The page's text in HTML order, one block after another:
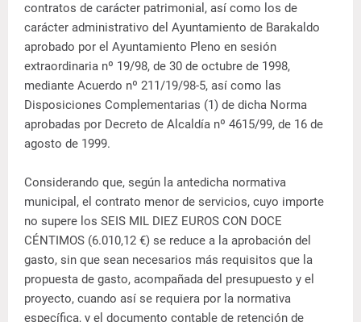
contratos de carácter patrimonial, así como los de
carácter administrativo del Ayuntamiento de Barakaldo
aprobado por el Ayuntamiento Pleno en sesión
extraordinaria nº 19/98, de 30 de octubre de 1998,
mediante Acuerdo nº 211/19/98-5, así como las
Disposiciones Complementarias (1) de dicha Norma
aprobadas por Decreto de Alcaldía nº 4615/99, de 16 de
agosto de 1999.
Considerando que, según la antedicha normativa
municipal, el contrato menor de servicios, cuyo importe
no supere los SEIS MIL DIEZ EUROS CON DOCE
CÉNTIMOS (6.010,12 €) se reduce a la aprobación del
gasto, sin que sean necesarios más requisitos que la
propuesta de gasto, acompañada del presupuesto y el
proyecto, cuando así se requiera por la normativa
específica, y el documento contable de retención de